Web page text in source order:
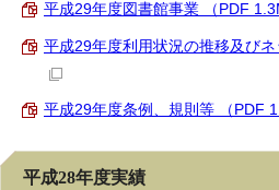
平成29年度図書館事業 （PDF
平成29年度利用状況の推移及びネ
平成29年度条例、規則等 （PDF
平成28年度実績